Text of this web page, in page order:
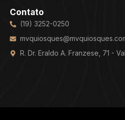
Contato
(19) 3252-0250
R. Dr. Eraldo A. Franzese, 71 -